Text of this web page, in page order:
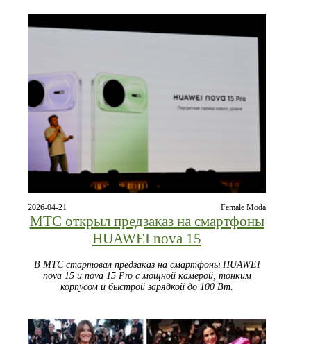
2026-04-21 Female Moda
МТС открыл предзаказ на смартфоны
HUAWEI nova 15
В МТС стартовал предзаказ на смартфоны HUAWEI
nova 15 и nova 15 Pro с мощной камерой, тонким
корпусом и быстрой зарядкой до 100 Вт.